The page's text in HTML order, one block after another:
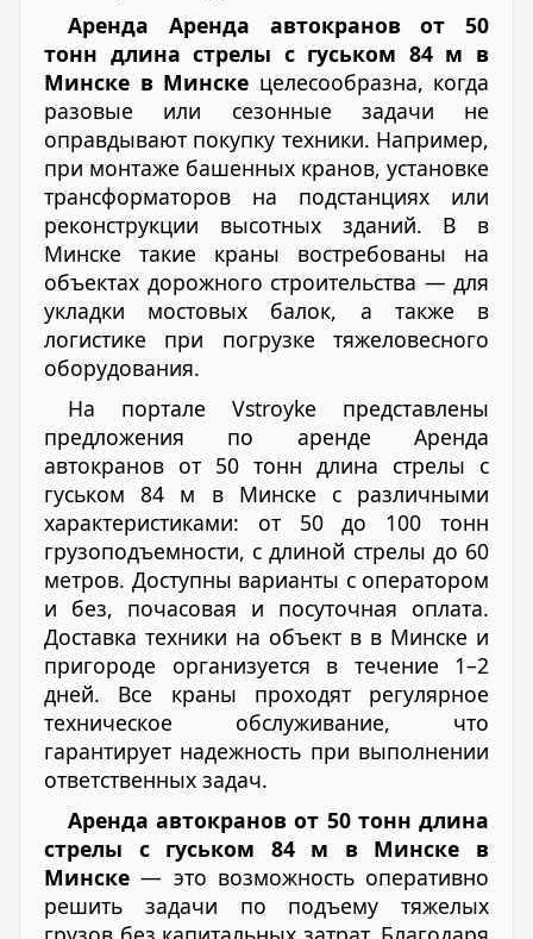
Аренда Аренда автокранов от 50
тонн длина стрелы с гуськом 84 м в
Минске в Минске целесообразна, когда
разовые или сезонные задачи не
оправдывают покупку техники. Например,
при монтаже башенных кранов, установке
трансформаторов на подстанциях или
реконструкции высотных зданий. В в
Минске такие краны востребованы на
объектах дорожного строительства — для
укладки мостовых балок, а также в
логистике при погрузке тяжеловесного
оборудования.
На портале Vstroyke представлены
предложения по аренде Аренда
автокранов от 50 тонн длина стрелы с
гуськом 84 м в Минске с различными
характеристиками: от 50 до 100 тонн
грузоподъемности, с длиной стрелы до 60
метров. Доступны варианты с оператором
и без, почасовая и посуточная оплата.
Доставка техники на объект в в Минске и
пригороде организуется в течение 1–2
дней. Все краны проходят регулярное
техническое обслуживание, что
гарантирует надежность при выполнении
ответственных задач.
Аренда автокранов от 50 тонн длина
стрелы с гуськом 84 м в Минске в
Минске — это возможность оперативно
решить задачи по подъему тяжелых